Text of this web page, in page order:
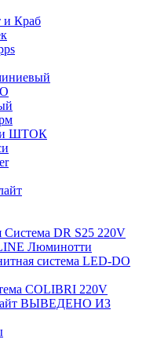
и Краб
и ШТОК
Система DR S25 220V
Люминотти
система LED-DO
COLIBRI 220V
ВЫВЕДЕНО ИЗ